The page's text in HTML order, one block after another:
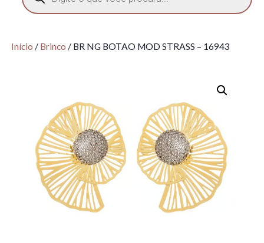
Início / Brinco / BR NG BOTAO MOD STRASS – 16943